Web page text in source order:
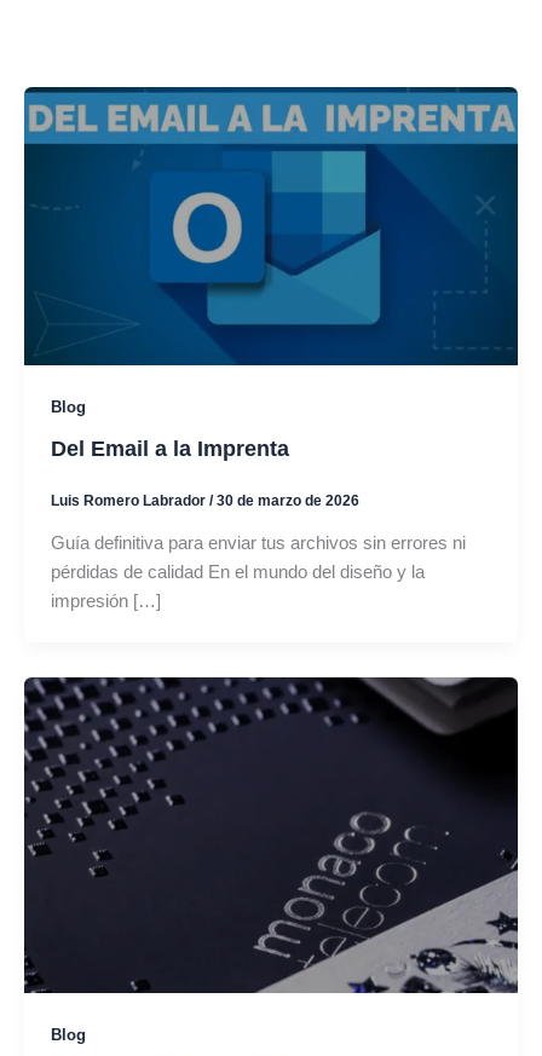
Blog
Del Email a la Imprenta
Luis Romero Labrador /30 de marzo de 2026
Guía definitiva para enviar tus archivos sin errores ni
pérdidas de calidad En el mundo del diseño y la
impresión […]
Blog